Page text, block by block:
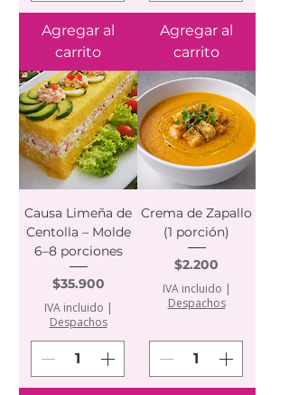
Agregar al
carrito
Agregar al
carrito
Causa Limeña de
Centolla – Molde
6–8 porciones
Precio
$35.900
IVA incluido |
Despachos
Crema de Zapallo
(1 porción)
Precio
$2.200
IVA incluido |
Despachos